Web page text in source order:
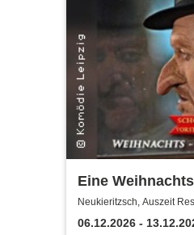
Eine
Komödie
Neukieritzsch, Auszeit
Schwanenpark
06.12.2026 -